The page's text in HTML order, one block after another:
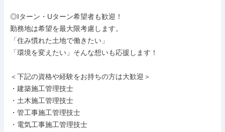
◎Iターン・Uターン希望者も歓迎！
勤務地は希望を最大限考慮します。
「住み慣れた土地で働きたい」
「環境を変えたい」そんな想いも応援します！
＜下記の資格や経験をお持ちの方は大歓迎＞
・建築施工管理技士
・土木施工管理技士
・管工事施工管理技士
・電気工事施工管理技士